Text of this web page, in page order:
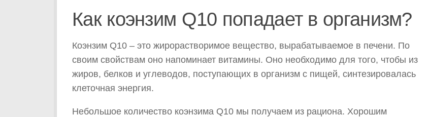
Как коэнзим Q10 попадает в организм?
Коэнзим Q10 – это жирорастворимое вещество, вырабатываемое в печени. По
своим свойствам оно напоминает витамины. Оно необходимо для того, чтобы из
жиров, белков и углеводов, поступающих в организм с пищей, синтезировалась
клеточная энергия.
Небольшое количество коэнзима Q10 мы получаем из рациона. Хорошим